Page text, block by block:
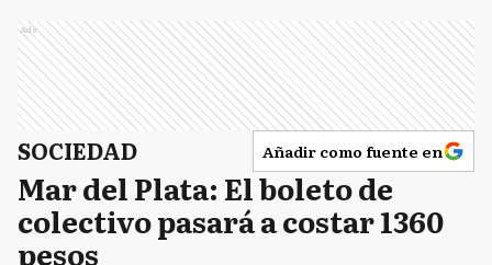
Ads
SOCIEDAD Añadir como fuente en
Mar del Plata: El boleto de
colectivo pasará a costar 1360
pesos